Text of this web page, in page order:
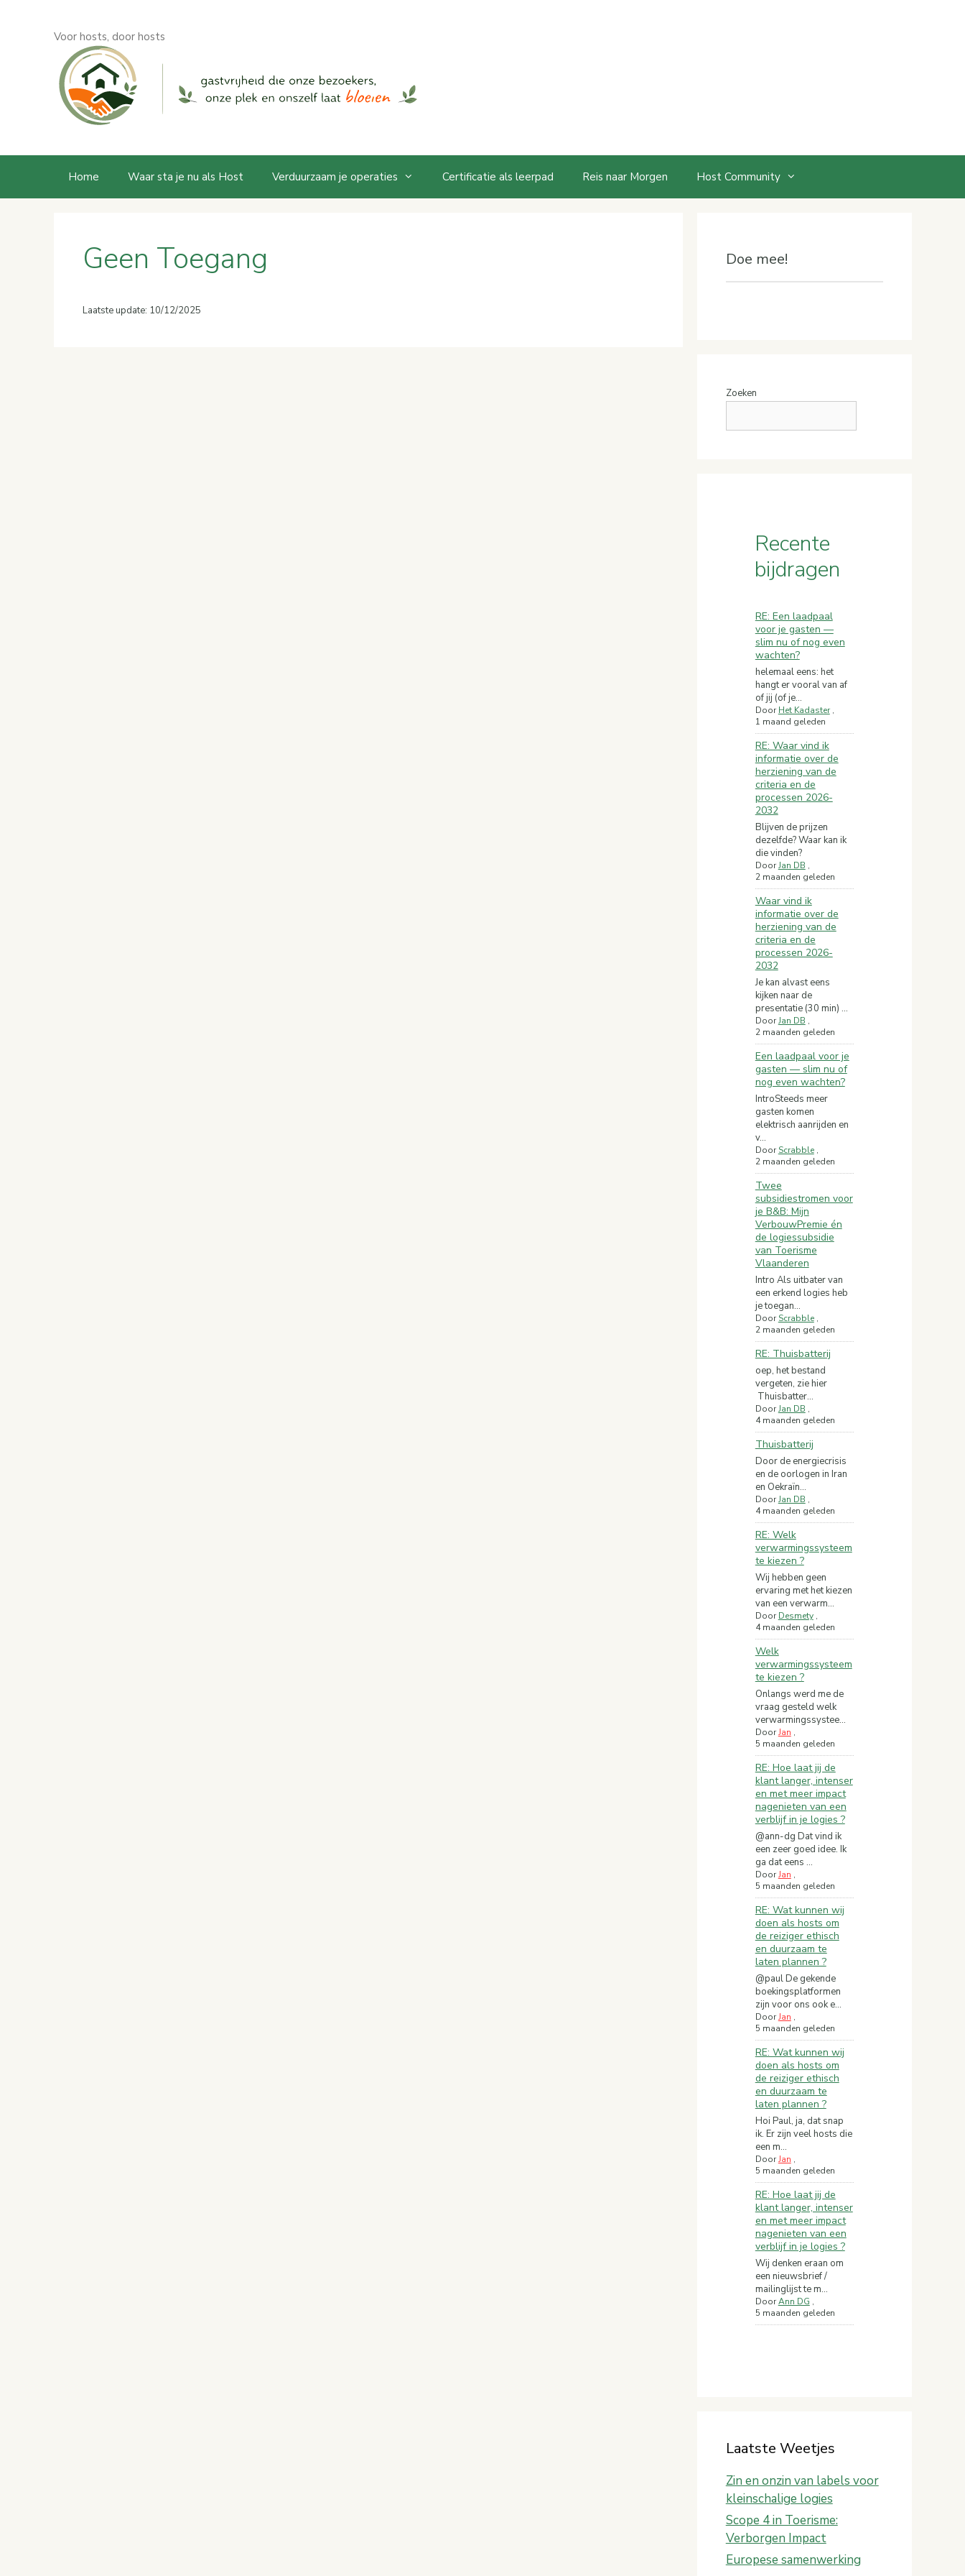
Voor hosts, door hosts
Home Waar sta je nu als Host Verduurzaam je operaties Certificatie als leerpad Reis naar Morgen Host Community
Geen Toegang
Laatste update: 10/12/2025
Doe mee!
Zoeken
Recente
bijdragen
RE: Een laadpaal
voor je gasten —
slim nu of nog even
wachten?
helemaal eens: het
hangt er vooral van af
of jij (of je...
DoorHet Kadaster,
1 maand geleden
RE: Waar vind ik
informatie over de
herziening van de
criteria en de
processen 2026-
2032
Blijven de prijzen
dezelfde? Waar kan ik
die vinden?
DoorJan DB ,
2 maanden geleden
Waar vind ik
informatie over de
herziening van de
criteria en de
processen 2026-
2032
Je kan alvast eens
kijken naar de
presentatie (30 min) ...
DoorJan DB ,
2 maanden geleden
Een laadpaal voor je
gasten — slim nu of
nog even wachten?
IntroSteeds meer
gasten komen
elektrisch aanrijden en
v...
DoorScrabble,
2 maanden geleden
Twee
subsidiestromen voor
je B&B: Mijn
VerbouwPremie én
de logiessubsidie
van Toerisme
Vlaanderen
Intro Als uitbater van
een erkend logies heb
je toegan...
DoorScrabble,
2 maanden geleden
RE: Thuisbatterij
oep, het bestand
vergeten, zie hier
Thuisbatter...
DoorJan DB ,
4 maanden geleden
Thuisbatterij
Door de energiecrisis
en de oorlogen in Iran
en Oekraïn...
DoorJan DB ,
4 maanden geleden
RE: Welk
verwarmingssysteem
te kiezen ?
Wij hebben geen
ervaring met het kiezen
van een verwarm...
DoorDesmety,
4 maanden geleden
Welk
verwarmingssysteem
te kiezen ?
Onlangs werd me de
vraag gesteld welk
verwarmingssystee...
DoorJan ,
5 maanden geleden
RE: Hoe laat jij de
klant langer, intenser
en met meer impact
nagenieten van een
verblijf in je logies ?
@ann-dg Dat vind ik
een zeer goed idee. Ik
ga dat eens ...
DoorJan ,
5 maanden geleden
RE: Wat kunnen wij
doen als hosts om
de reiziger ethisch
en duurzaam te
laten plannen ?
@paul De gekende
boekingsplatformen
zijn voor ons ook e...
DoorJan ,
5 maanden geleden
RE: Wat kunnen wij
doen als hosts om
de reiziger ethisch
en duurzaam te
laten plannen ?
Hoi Paul, ja, dat snap
ik. Er zijn veel hosts die
een m...
DoorJan ,
5 maanden geleden
RE: Hoe laat jij de
klant langer, intenser
en met meer impact
nagenieten van een
verblijf in je logies ?
Wij denken eraan om
een nieuwsbrief /
mailinglijst te m...
DoorAnn DG ,
5 maanden geleden
Laatste Weetjes
Zin en onzin van labels voor
kleinschalige logies
Scope 4 in Toerisme:
Verborgen Impact
Europese samenwerking